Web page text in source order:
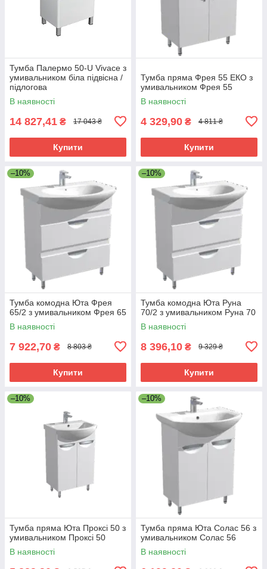
Тумба Палермо 50-U Vivace з
умивальником біла підвісна /
підлогова
В наявності
14 827,41 ₴ 17 043 ₴
Купити
Тумба пряма Фрея 55 ЕКО з
умивальником Фрея 55
В наявності
4 329,90 ₴ 4 811 ₴
Купити
–10%
Тумба комодна Юта Фрея
65/2 з умивальником Фрея 65
В наявності
7 922,70 ₴ 8 803 ₴
Купити
–10%
Тумба комодна Юта Руна
70/2 з умивальником Руна 70
В наявності
8 396,10 ₴ 9 329 ₴
Купити
–10%
Тумба пряма Юта Проксі 50 з
умивальником Проксі 50
В наявності
–10%
Тумба пряма Юта Солас 56 з
умивальником Солас 56
В наявності